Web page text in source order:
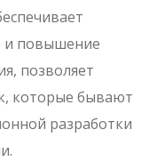
и повышение
позволяет
которые бывают
разработки